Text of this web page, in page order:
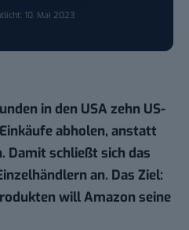
10. Mai 2023
in den USA zehn US-
abholen, anstatt
Damit schließt sich das
an. Das Ziel:
will Amazon seine